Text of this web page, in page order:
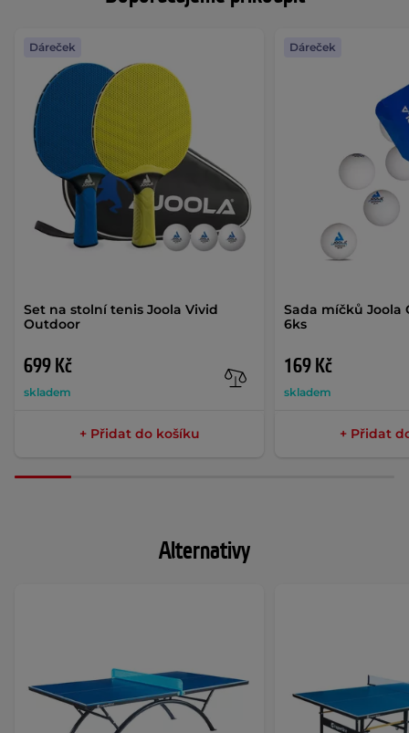
Set na stolní tenis Joola Vivid
Outdoor
699 Kč
skladem
Dáreček
+ Přidat do košíku
Sada míčků Joola
6ks
169 Kč
skladem
Dáreček
+ Přidat
Alternativy